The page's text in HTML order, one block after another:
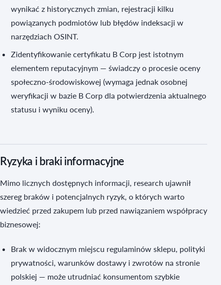
wynikać z historycznych zmian, rejestracji kilku
powiązanych podmiotów lub błędów indeksacji w
narzędziach OSINT.
Zidentyfikowanie certyfikatu B Corp jest istotnym
elementem reputacyjnym — świadczy o procesie oceny
społeczno‑środowiskowej (wymaga jednak osobnej
weryfikacji w bazie B Corp dla potwierdzenia aktualnego
statusu i wyniku oceny).
Ryzyka i braki informacyjne
Mimo licznych dostępnych informacji, research ujawnił
szereg braków i potencjalnych ryzyk, o których warto
wiedzieć przed zakupem lub przed nawiązaniem współpracy
biznesowej:
Brak w widocznym miejscu regulaminów sklepu, polityki
prywatności, warunków dostawy i zwrotów na stronie
polskiej — może utrudniać konsumentom szybkie